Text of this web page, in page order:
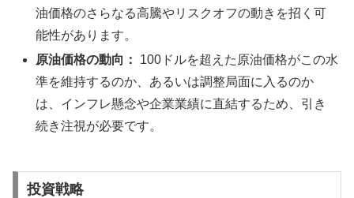
油価格のさらなる高騰やリスクオフの動きを招く可
能性があります。
原油価格の動向：
100ドルを超えた原油価格がこの水
準を維持するのか、あるいは調整局面に入るのか
は、インフレ懸念や企業業績に直結するため、引き
続き注視が必要です。
投資戦略